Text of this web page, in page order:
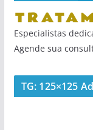
Especialistas
Agende sua
TG: 125×125